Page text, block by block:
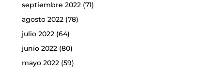
septiembre 2022(71)
agosto 2022(78)
julio 2022(64)
junio 2022(80)
mayo 2022(59)